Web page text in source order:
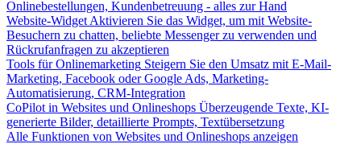
Onlinebestellungen, Kundenbetreuung - alles zur Hand
Website-Widget Aktivieren Sie das Widget, um mit Website-
Besuchern zu chatten, beliebte Messenger zu verwenden und
Rückrufanfragen zu akzeptieren
Tools für Onlinemarketing Steigern Sie den Umsatz mit E-Mail-
Marketing, Facebook oder Google Ads, Marketing-
Automatisierung, CRM-Integration
CoPilot in Websites und Onlineshops Überzeugende Texte, KI-
generierte Bilder, detaillierte Prompts, Textübersetzung
Alle Funktionen von Websites und Onlineshops anzeigen